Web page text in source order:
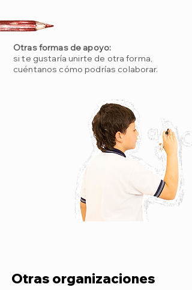
Otras formas de apoyo:
si te gustaría unirte de otra forma,
cuéntanos cómo podrías colaborar.
Otras organizaciones